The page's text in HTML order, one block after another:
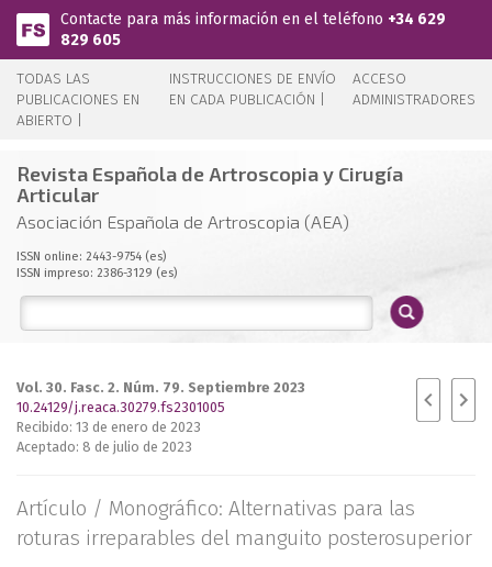
Pasar al contenido principal
Contacte para más información en el teléfono +34 629
829 605
TODAS LAS
PUBLICACIONES EN
ABIERTO |
INSTRUCCIONES DE ENVÍO
EN CADA PUBLICACIÓN |
ACCESO
ADMINISTRADORES
Revista Española de Artroscopia y Cirugía
Articular
Asociación Española de Artroscopia (AEA)
ISSN online: 2443-9754 (es)
ISSN impreso: 2386-3129 (es)
Vol. 30. Fasc. 2. Núm. 79. Septiembre 2023
10.24129/j.reaca.30279.fs2301005
Recibido: 13 de enero de 2023
Aceptado: 8 de julio de 2023
Artículo / Monográfico: Alternativas para las
roturas irreparables del manguito posterosuperior